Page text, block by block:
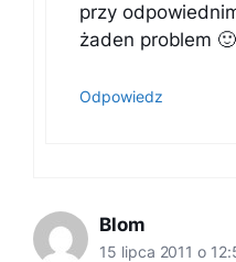
przy
żaden problem 🙂
Odpowiedz
Blom
15 lipca 2011 o